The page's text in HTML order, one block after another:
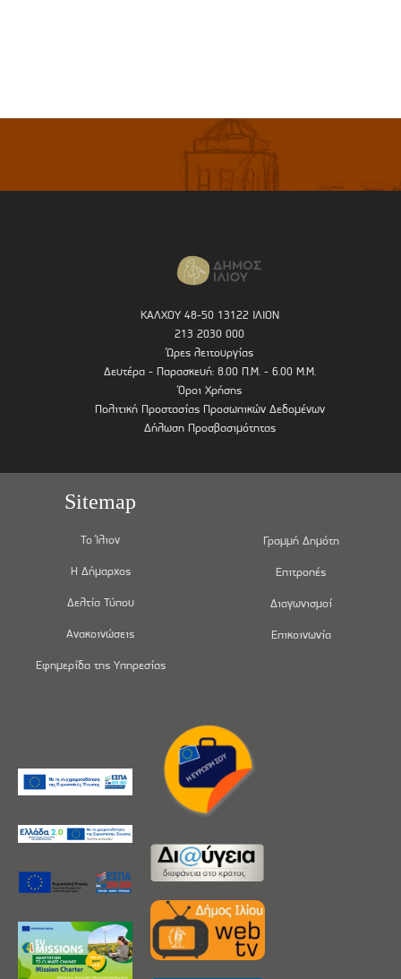
ΚΑΛΧΟΥ 48-50 13122 ΙΛΙΟΝ
213 2030 000
Ώρες λειτουργίας
Δευτέρα - Παρασκευή: 8.00 Π.Μ. - 6.00 Μ.Μ.
Όροι Χρήσης
Πολιτική Προστασίας Προσωπικών Δεδομένων
Δήλωση Προσβασιμότητας
Sitemap
Το Ίλιον
Η Δήμαρχος
Δελτία Τύπου
Ανακοινώσεις
Εφημερίδα της Υπηρεσίας
Γραμμή Δημότη
Επιτροπές
Διαγωνισμοί
Επικοινωνία